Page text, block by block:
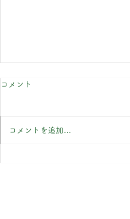
直氣治療室カレンダー2026
コメント
コメントを追加…